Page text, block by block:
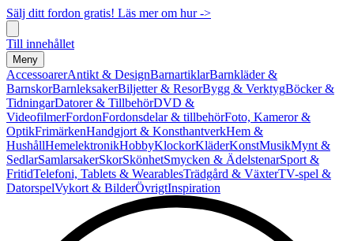
Sälj ditt fordon gratis! Läs mer om hur ->
Till innehållet
Meny
AccessoarerAntikt & DesignBarnartiklarBarnkläder &
BarnskorBarnleksakerBiljetter & ResorBygg & VerktygBöcker &
TidningarDatorer & TillbehörDVD &
VideofilmerFordonFordonsdelar & tillbehörFoto, Kameror &
OptikFrimärkenHandgjort & KonsthantverkHem &
HushållHemelektronikHobbyKlockorKläderKonstMusikMynt &
SedlarSamlarsakerSkorSkönhetSmycken & ÄdelstenarSport &
FritidTelefoni, Tablets & WearablesTrädgård & VäxterTV-spel &
DatorspelVykort & BilderÖvrigtInspiration